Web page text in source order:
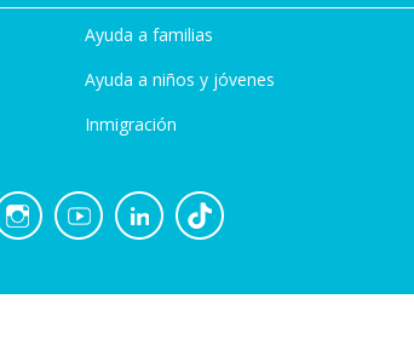
Ayuda a familias
Ayuda a niños y jóvenes
Inmigración